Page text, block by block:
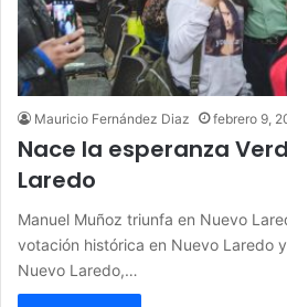
Mauricio Fernández Diaz febrero 9,
Nace la esperanza
Laredo
Manuel Muñoz triunfa en Nuevo
votación histórica en Nuevo Laredo
Nuevo Laredo,…